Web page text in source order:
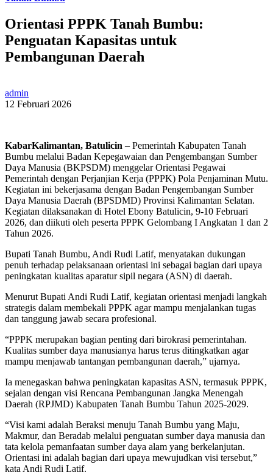
Orientasi PPPK Tanah Bumbu:
Penguatan Kapasitas untuk
Pembangunan Daerah
admin
12 Februari 2026
KabarKalimantan, Batulicin – Pemerintah Kabupaten Tanah
Bumbu melalui Badan Kepegawaian dan Pengembangan Sumber
Daya Manusia (BKPSDM) menggelar Orientasi Pegawai
Pemerintah dengan Perjanjian Kerja (PPPK) Pola Penjaminan Mutu.
Kegiatan ini bekerjasama dengan Badan Pengembangan Sumber
Daya Manusia Daerah (BPSDMD) Provinsi Kalimantan Selatan.
Kegiatan dilaksanakan di Hotel Ebony Batulicin, 9-10 Februari
2026, dan diikuti oleh peserta PPPK Gelombang I Angkatan 1 dan 2
Tahun 2026.
Bupati Tanah Bumbu, Andi Rudi Latif, menyatakan dukungan
penuh terhadap pelaksanaan orientasi ini sebagai bagian dari upaya
peningkatan kualitas aparatur sipil negara (ASN) di daerah.
Menurut Bupati Andi Rudi Latif, kegiatan orientasi menjadi langkah
strategis dalam membekali PPPK agar mampu menjalankan tugas
dan tanggung jawab secara profesional.
“PPPK merupakan bagian penting dari birokrasi pemerintahan.
Kualitas sumber daya manusianya harus terus ditingkatkan agar
mampu menjawab tantangan pembangunan daerah,” ujarnya.
Ia menegaskan bahwa peningkatan kapasitas ASN, termasuk PPPK,
sejalan dengan visi Rencana Pembangunan Jangka Menengah
Daerah (RPJMD) Kabupaten Tanah Bumbu Tahun 2025-2029.
“Visi kami adalah Beraksi menuju Tanah Bumbu yang Maju,
Makmur, dan Beradab melalui penguatan sumber daya manusia dan
tata kelola pemanfaatan sumber daya alam yang berkelanjutan.
Orientasi ini adalah bagian dari upaya mewujudkan visi tersebut,”
kata Andi Rudi Latif.